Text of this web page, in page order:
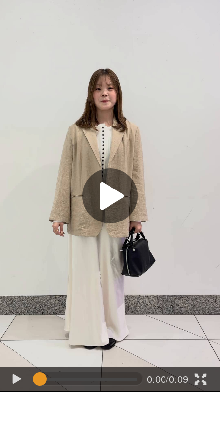
0:00/0:09